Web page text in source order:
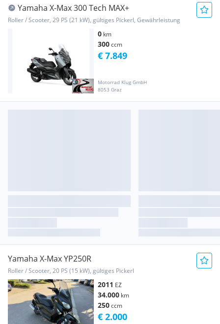
Yamaha X-Max 300 Tech MAX+
Roller / Scooter, 29 PS (21 kW), gültiges Pickerl, Gewährleistung
0 km
300ccm
Motorrad Klug GmbH
8053 Graz
€ 7.849
Yamaha X-Max YP250R
Roller / Scooter, 20 PS (15 kW), gültiges Pickerl
2011 EZ
34.000 km
250ccm
€ 2.000